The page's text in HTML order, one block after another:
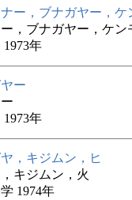
ー，ブナガヤー，ケ
，ブナガヤー，ケン
年
ー
年
，キジムン，ヒ
キジムン，火
1974年